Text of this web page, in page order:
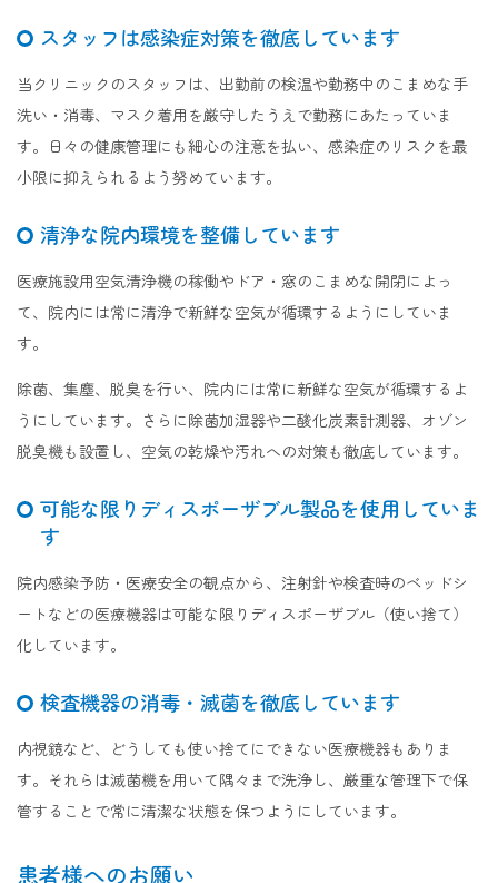
スタッフは感染症対策を徹底しています
当クリニックのスタッフは、出勤前の検温や勤務中のこまめな手
洗い・消毒、マスク着用を厳守したうえで勤務にあたっていま
す。日々の健康管理にも細心の注意を払い、感染症のリスクを最
小限に抑えられるよう努めています。
清浄な院内環境を整備しています
医療施設用空気清浄機の稼働やドア・窓のこまめな開閉によっ
て、院内には常に清浄で新鮮な空気が循環するようにしていま
す。
除菌、集塵、脱臭を行い、院内には常に新鮮な空気が循環するよ
うにしています。さらに除菌加湿器や二酸化炭素計測器、オゾン
脱臭機も設置し、空気の乾燥や汚れへの対策も徹底しています。
可能な限りディスポーザブル製品を使用していま
す
院内感染予防・医療安全の観点から、注射針や検査時のベッドシ
ートなどの医療機器は可能な限りディスポーザブル（使い捨て）
化しています。
検査機器の消毒・滅菌を徹底しています
内視鏡など、どうしても使い捨てにできない医療機器もありま
す。それらは滅菌機を用いて隅々まで洗浄し、厳重な管理下で保
管することで常に清潔な状態を保つようにしています。
患者様へのお願い